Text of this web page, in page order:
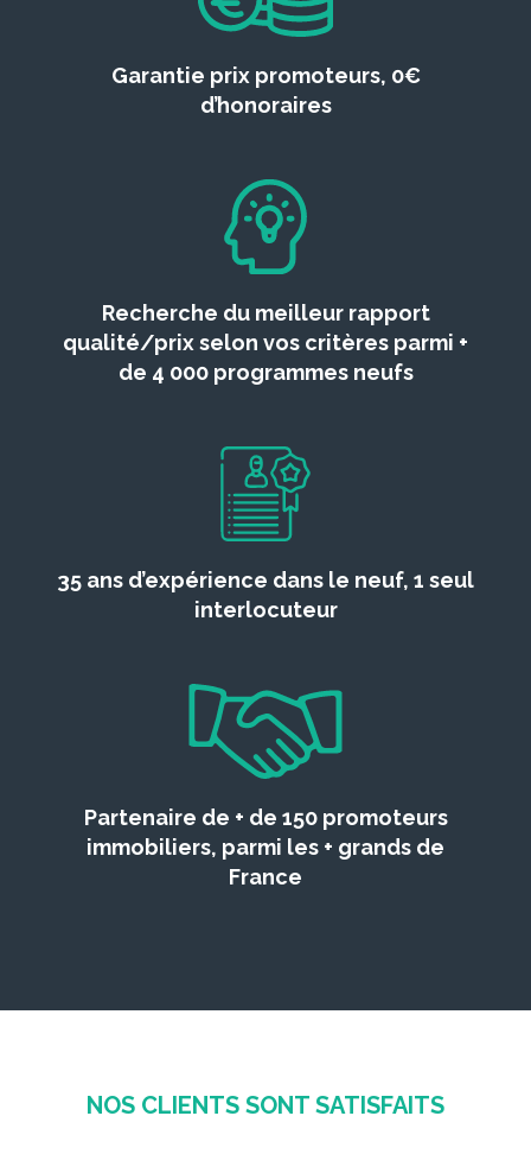
Garantie prix promoteurs, 0€
d’honoraires
Recherche du meilleur rapport
qualité/prix selon vos critères parmi +
de 4 000 programmes neufs
35 ans d’expérience dans le neuf, 1 seul
interlocuteur
Partenaire de + de 150 promoteurs
immobiliers, parmi les + grands de
France
NOS CLIENTS SONT SATISFAITS